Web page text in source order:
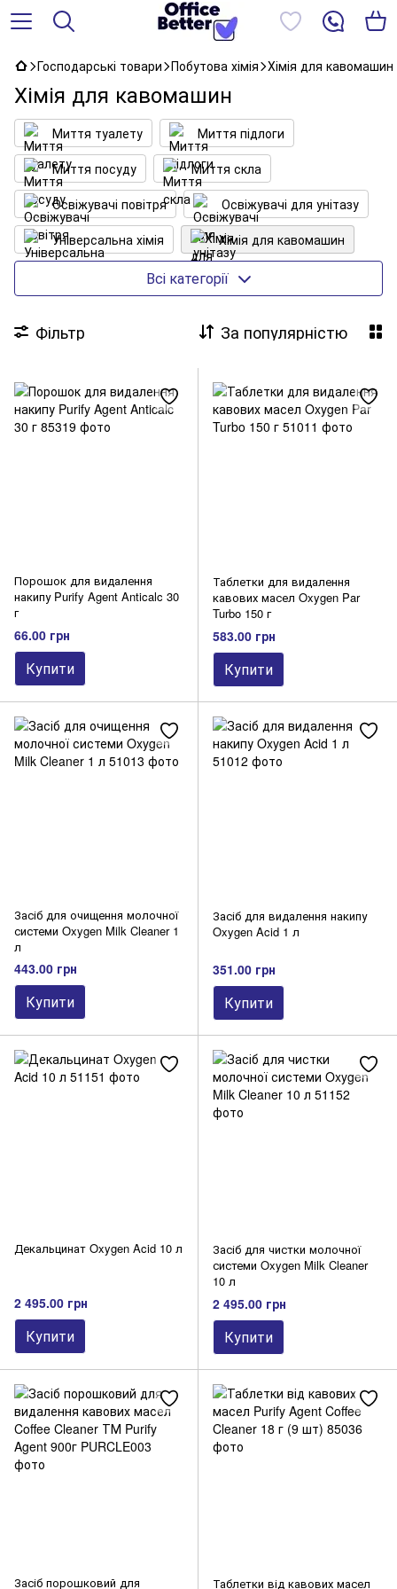
Господарські товари Побутова хімія Хімія для кавомашин
Хімія для кавомашин
Миття туалету
Миття підлоги
Миття посуду
Миття скла
Освіжувачі повітря
Освіжувачі для унітазу
Універсальна хімія
Хімія для кавомашин
Засоби для ванни та сантехніки
Засоби для духовок та плит
Всі категорії
Фільтр За популярністю
Порошок для видалення
накипу Purify Agent Anticalc 30
г
66.00 грн
Купити
Таблетки для видалення
кавових масел Oxygen Par
Turbo 150 г
583.00 грн
Купити
Засіб для очищення молочної
системи Oxygen Milk Cleaner 1
л
443.00 грн
Купити
Засіб для видалення накипу
Oxygen Acid 1 л
351.00 грн
Купити
Декальцинат Oxygen Acid 10 л
2 495.00 грн
Купити
Засіб для чистки молочної
системи Oxygen Milk Cleaner
10 л
2 495.00 грн
Купити
Засіб порошковий для Таблетки від кавових масел